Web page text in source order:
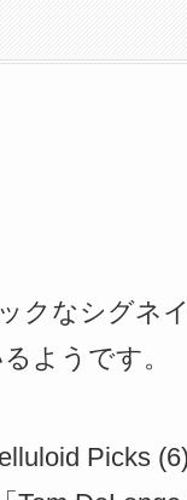
クなシグネ
ようです。
Picks (6)